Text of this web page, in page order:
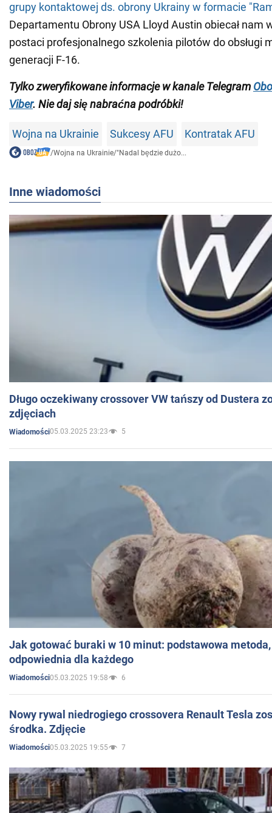
grupy kontaktowej ds. obrony Ukrainy w formacie
Departamentu Obrony USA Lloyd Austin obiecał nam
postaci profesjonalnego szkolenia pilotów do obsługi
generacji F-16.
Tylko zweryfikowane informacje w kanale Telegram
Viber. Niedaj się nabraćna podróbki!
Wojna na Ukrainie Sukcesy AFU Kontratak AFU
/Wojna na Ukrainie/"Nadal będzie dużo...
Inne wiadomości
Długo oczekiwany crossover VW tańszy od Dustera
zdjęciach
Wiadomości05.03.2025 23:23 5
Jak gotować buraki w 10 minut: podstawowa
odpowiednia dla każdego
Wiadomości05.03.2025 19:58 6
Nowy rywal niedrogiego crossovera Renault Tesla
środka. Zdjęcie
Wiadomości05.03.2025 19:55 7